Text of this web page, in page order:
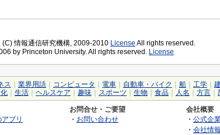
(C) 情報通信研究機構, 2009-2010 License All rights reserved.
by Princeton University. All rights reserved. License
ス 業界用語 コンピュータ 電車 自動車・バイク 船 工学
生活 ヘルスケア 趣味 スポーツ 生物 食品 人名 方言
プリ
お問合せ・ご要望
・ お問い合わせ
会社概要
・ 公式企
・ 会社情報